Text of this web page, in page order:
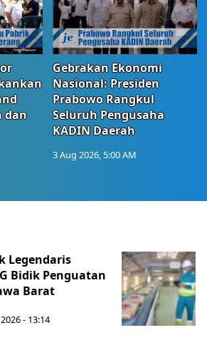
dan
Gebrakan Ekonomi
Nasional: Presiden
Prabowo Rangkul
Seluruh Pengusaha
KADIN Daerah
3 Aug 2026, 5:00 AM
Legendaris
Bidik Penguatan
Barat
- 13:14